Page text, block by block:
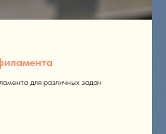
для различных задач